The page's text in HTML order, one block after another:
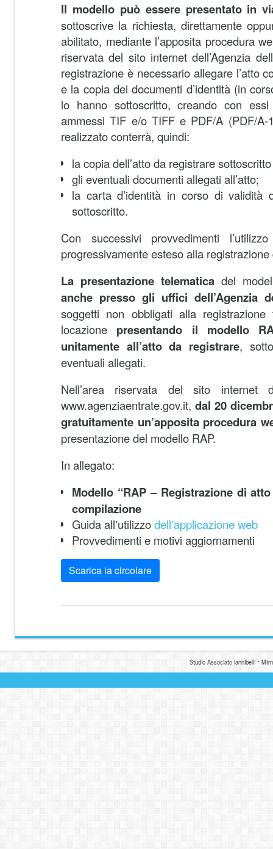
Il modello può essere presentato in
sottoscrive la richiesta, direttamente
abilitato, mediante l’apposita procedura
riservata del sito internet dell’Agenzia
registrazione è necessario allegare l’atto
e la copia dei documenti d’identità (in
lo hanno sottoscritto, creando con
ammessi TIF e/o TIFF e PDF/A (PDF/
realizzato conterrà, quindi:
la copia dell’atto da registrare
gli eventuali documenti allegati all’atto;
la carta d’identità in corso di validità
sottoscritto.
Con successivi provvedimenti
progressivamente esteso alla
La presentazione telematica del
anche presso gli uffici dell’Agenzia
soggetti non obbligati alla
locazione presentando il modello
unitamente all’atto da registrare,
eventuali allegati.
Nell’area riservata del sito internet
www.agenziaentrate.gov.it,dal 20
gratuitamente un’apposita procedura
presentazione del modello RAP.
In allegato:
Modello “RAP – Registrazione di
compilazione
Guida all'utilizzodell'applicazione web
Provvedimenti e motivi aggiornamenti
Scarica la circolare
Studio Associato Iannibelli -